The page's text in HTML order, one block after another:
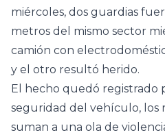
miércoles, dos guardias
metros del mismo sector
camión con
y el otro resultó herido.
El hecho quedó registrado
seguridad del vehículo, los
suman a una ola de